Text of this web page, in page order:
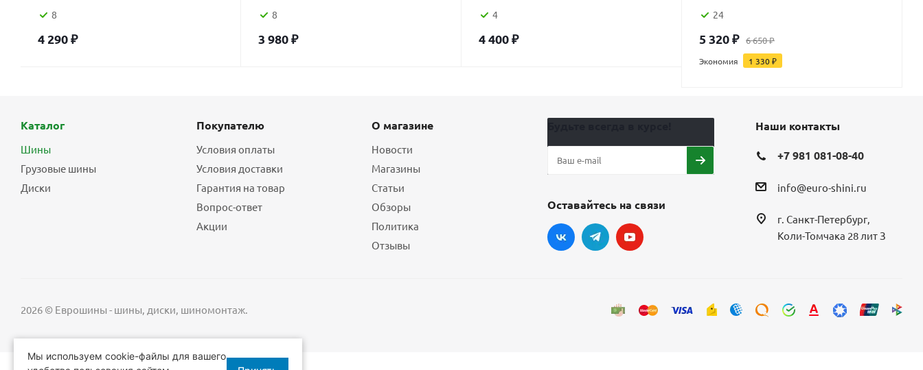
8
4 290₽
8
3 980₽
4
4 400₽
24
5 320₽ 6 650₽
Экономия 1 330₽
Каталог
Шины
Грузовые шины
Диски
Покупателю
Условия оплаты
Условия доставки
Гарантия на товар
Вопрос-ответ
Акции
О магазине
Новости
Магазины
Статьи
Обзоры
Политика
Отзывы
Оставайтесь на связи
Наши контакты
+7 981 081-08-40
info@euro-shini.ru
г. Санкт-Петербург,
Коли-Томчака 28 лит З
2026 © Еврошины - шины, диски, шиномонтаж.
Мы используем cookie-файлы для вашего